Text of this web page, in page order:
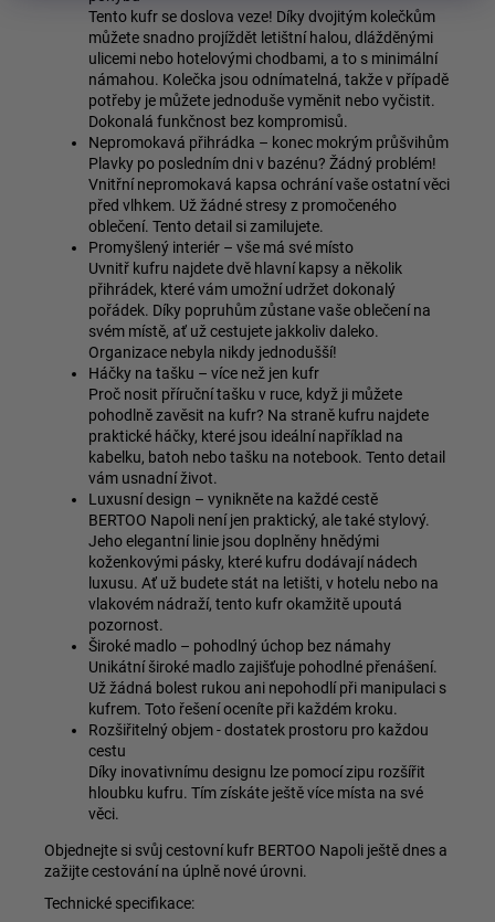
Tento kufr se doslova veze! Díky dvojitým kolečkům
můžete snadno projíždět letištní halou, dlážděnými
ulicemi nebo hotelovými chodbami, a to s minimální
námahou. Kolečka jsou odnímatelná, takže v případě
potřeby je můžete jednoduše vyměnit nebo vyčistit.
Dokonalá funkčnost bez kompromisů.
Nepromokavá přihrádka – konec mokrým průšvihům
Plavky po posledním dni v bazénu? Žádný problém!
Vnitřní nepromokavá kapsa ochrání vaše ostatní věci
před vlhkem. Už žádné stresy z promočeného
oblečení. Tento detail si zamilujete.
Promyšlený interiér – vše má své místo
Uvnitř kufru najdete dvě hlavní kapsy a několik
přihrádek, které vám umožní udržet dokonalý
pořádek. Díky popruhům zůstane vaše oblečení na
svém místě, ať už cestujete jakkoliv daleko.
Organizace nebyla nikdy jednodušší!
Háčky na tašku – více než jen kufr
Proč nosit příruční tašku v ruce, když ji můžete
pohodlně zavěsit na kufr? Na straně kufru najdete
praktické háčky, které jsou ideální například na
kabelku, batoh nebo tašku na notebook. Tento detail
vám usnadní život.
Luxusní design – vynikněte na každé cestě
BERTOO Napoli není jen praktický, ale také stylový.
Jeho elegantní linie jsou doplněny hnědými
koženkovými pásky, které kufru dodávají nádech
luxusu. Ať už budete stát na letišti, v hotelu nebo na
vlakovém nádraží, tento kufr okamžitě upoutá
pozornost.
Široké madlo – pohodlný úchop bez námahy
Unikátní široké madlo zajišťuje pohodlné přenášení.
Už žádná bolest rukou ani nepohodlí při manipulaci s
kufrem. Toto řešení oceníte při každém kroku.
Rozšiřitelný objem - dostatek prostoru pro každou
cestu
Díky inovativnímu designu lze pomocí zipu rozšířit
hloubku kufru. Tím získáte ještě více místa na své
věci.
Objednejte si svůj cestovní kufr BERTOO Napoli ještě dnes a
zažijte cestování na úplně nové úrovni.
Technické specifikace: